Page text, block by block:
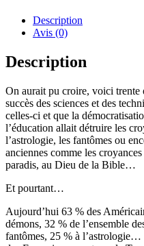
Description
Avis (0)
Description
On aurait pu croire, voici trente
succès des sciences et des
celles-ci et que la
l’éducation allait détruire les
l’astrologie, les fantômes ou
anciennes comme les
paradis, au Dieu de la Bible…
Et pourtant…
Aujourd’hui 63 % des
démons, 32 % de l’ensemble
fantômes, 25 % à l’astrologie…